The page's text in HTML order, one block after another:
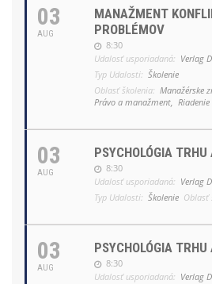
03
AUG
MANAŽMENT
PROBLÉMOV
8:30
Udalosť usporiadaná: Verlag
Typ Udalosti: Školenie
Oblasť školenia: Manažérske
Právo a manažment, Riadenie
03
AUG
PSYCHOLÓGIA
8:30
Udalosť usporiadaná: Verlag
Typ Udalosti: Školenie Oblasť
03
AUG
PSYCHOLÓGIA
8:30
Udalosť usporiadaná: Verlag